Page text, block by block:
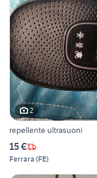
2
repellente ultrasuoni
15 €
Ferrara (FE)